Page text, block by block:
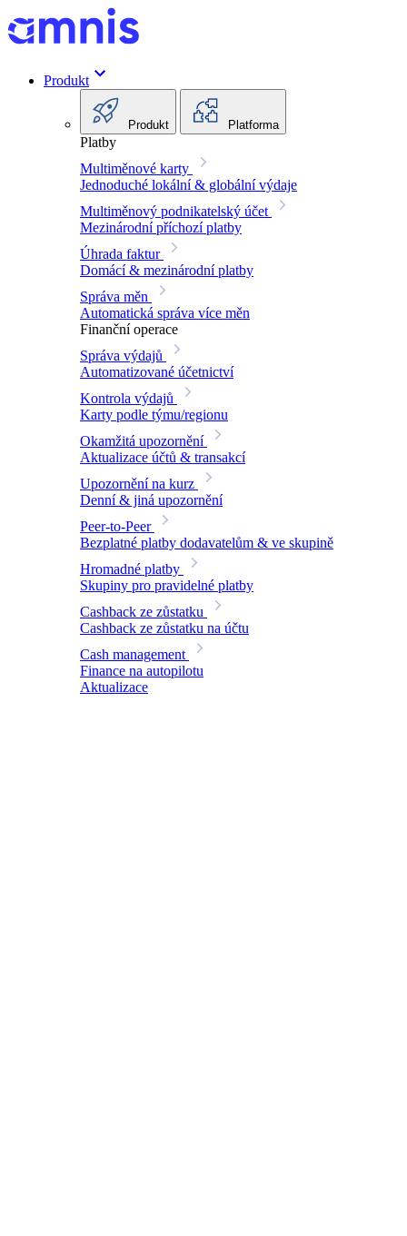
Produkt
Produkt Platforma
Platby
Multiměnové karty
Jednoduché lokální & globální výdaje
Multiměnový podnikatelský účet
Mezinárodní příchozí platby
Úhrada faktur
Domácí & mezinárodní platby
Správa měn
Automatická správa více měn
Finanční operace
Správa výdajů
Automatizované účetnictví
Kontrola výdajů
Karty podle týmu/regionu
Okamžitá upozornění
Aktualizace účtů & transakcí
Upozornění na kurz
Denní & jiná upozornění
Peer-to-Peer
Bezplatné platby dodavatelům & ve skupině
Hromadné platby
Skupiny pro pravidelné platby
Cashback ze zůstatku
Cashback ze zůstatku na účtu
Cash management
Finance na autopilotu
Aktualizace